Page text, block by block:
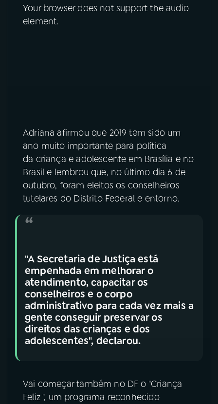
Your browser does not support the audio
element.
Adriana afirmou que 2019 tem sido um
ano muito importante para política
da criança e adolescente em Brasília e no
Brasil e lembrou que, no último dia 6 de
outubro, foram eleitos os conselheiros
tutelares do Distrito Federal e entorno.
"A Secretaria de Justiça está
empenhada em melhorar o
atendimento, capacitar os
conselheiros e o corpo
administrativo para cada vez mais a
gente conseguir preservar os
direitos das crianças e dos
adolescentes", declarou.
Vai começar também no DF o "Criança
Feliz ", um programa reconhecido